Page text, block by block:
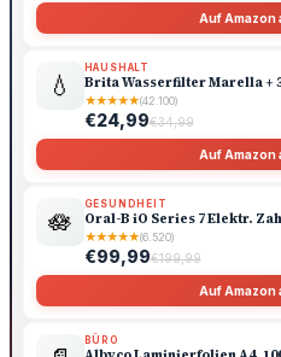
Auf Amazon
💧
HAUSHALT
Brita Wasserfilter Marella +
★★★★★(42.100)
€24,99€34,99
Auf Amazon
🪷
GESUNDHEIT
Oral-B iO Series 7 Elektr.
★★★★★(6.520)
€99,99€199,99
Auf Amazon
BÜRO